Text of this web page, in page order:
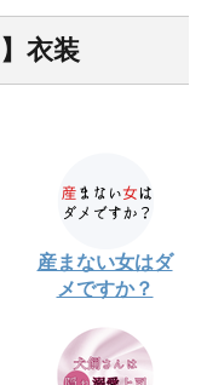
衣装
産まない女はダ
メですか？